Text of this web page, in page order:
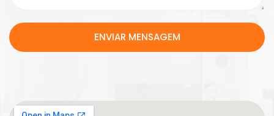
ENVIAR MENSAGEM